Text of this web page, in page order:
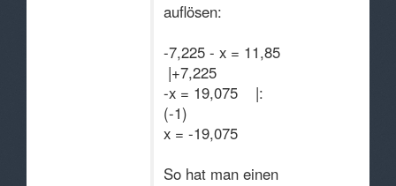
auflösen:
-7,225 - x = 11,85
|+7,225
-x = 19,075 |:
(-1)
x = -19,075
So hat man einen